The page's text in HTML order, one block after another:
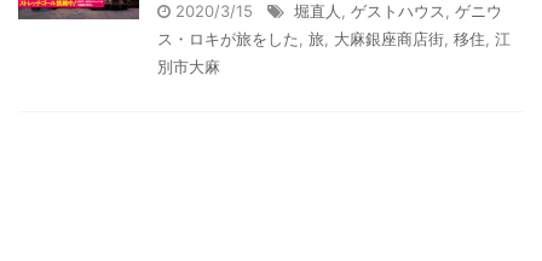
2020/3/15 堀直人, ゲストハウス, ゲニウ
ス・ロキが旅をした, 旅, 大麻銀座商店街, 移住, 江
別市大麻